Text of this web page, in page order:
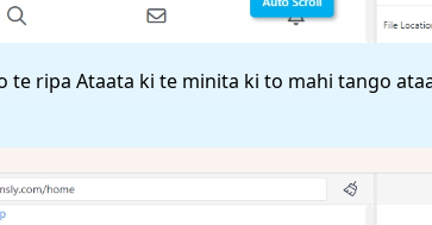
te ripa Ataata ki te minita ki to mahi tango